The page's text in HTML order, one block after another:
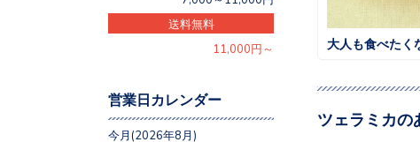
ツェラミカの
送料無料
11,000円～
営業日カレンダー
今月(2026年8月)